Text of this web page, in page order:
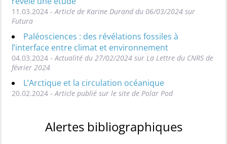
11.03.2024 - Article de Karine Durand du 06/03/2024 sur
Futura
Paléosciences : des révélations fossiles à
l’interface entre climat et environnement
04.03.2024 - Actualité du 27/02/2024 sur La Lettre du CNRS de
février 2024
L’Arctique et la circulation océanique
20.02.2024 - Article publié sur le site de Polar Pod
Alertes bibliographiques